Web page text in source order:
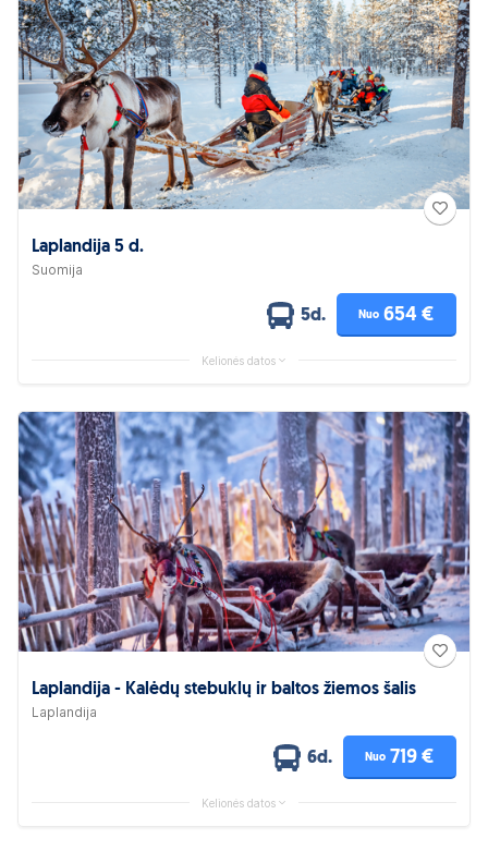
Laplandija 5 d.
Suomija
5d. Nuo 654 €
Kelionės datos
Laplandija - Kalėdų stebuklų ir baltos žiemos šalis
Laplandija
6d. Nuo 719 €
Kelionės datos